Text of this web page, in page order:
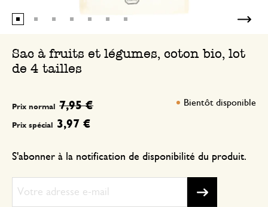
Sac à fruits et légumes, coton bio, lot
de 4 tailles
Prix spécial 3,97 €
Prix normal 7,95 €
S'abonner à la notification de disponibilité du produit.
Bientôt disponible